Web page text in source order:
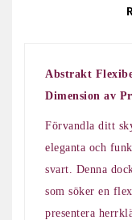
Abstrakt
Dimension av
Förvandla ditt
eleganta och
svart. Denna
som söker en
presentera